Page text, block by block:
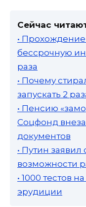
Сейчас
•
бессрочную
раза
• Почему
запускать 2
• Пенсию
Соцфонд
документов
• Путин
возможности
• 1000 тестов
эрудиции